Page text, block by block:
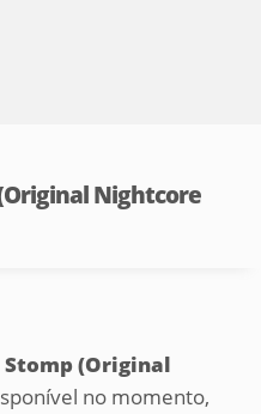
Nightcore
(Original
no momento,